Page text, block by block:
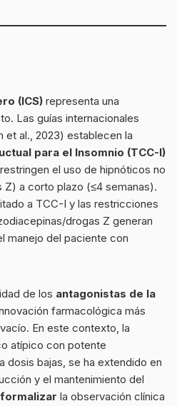
(ICS) representa una
Las guías internacionales
et al., 2023) establecen la
para el Insomnio (TCC-I)
el uso de hipnóticos no
a corto plazo (≤4 semanas).
a TCC-I y las restricciones
drogas Z generan
manejo del paciente con
de los antagonistas de la
farmacológica más
En este contexto, la
atípico con potente
dosis bajas, se ha extendido en
y el mantenimiento del
formalizar la observación clínica